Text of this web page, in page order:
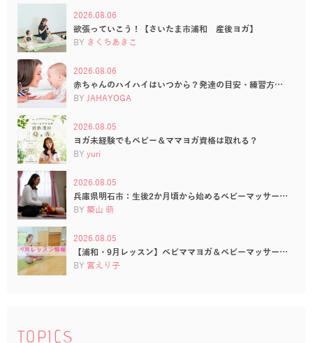
2026.08.06
欲張っていこう！【さいたま市浦和 産後ヨガ】
BY きくちあきこ
2026.08.06
赤ちゃんのハイハイはいつから？発達の目安・練習方…
BY JAHAYOGA
2026.08.05
ヨガ未経験でもベビー＆ママヨガ資格は取れる？
BY yuri
2026.08.05
兵庫県明石市：生後2か月頃から始めるベビーマッサー…
BY 築山 萌
2026.08.05
【浦和・9月レッスン】ベビママヨガ＆ベビーマッサー…
BY 宮えり子
TOPICS